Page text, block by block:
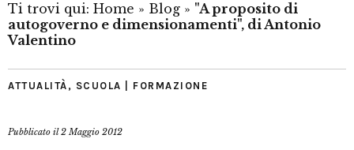
Ti trovi qui: Home » Blog » "A proposito di
autogoverno e dimensionamenti", di Antonio
Valentino
ATTUALITÀ , SCUOLA | FORMAZIONE
Pubblicato il2 Maggio 2012